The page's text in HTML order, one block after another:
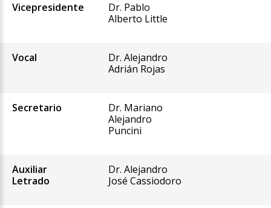
Vicepresidente
Dr. Pablo
Alberto Little
Vocal
Dr. Alejandro
Adrián Rojas
Secretario
Dr. Mariano
Alejandro
Puncini
Auxiliar
Letrado
Dr. Alejandro
José Cassiodoro